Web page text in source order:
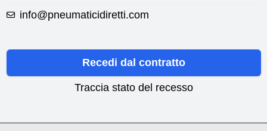
info@pneumaticidiretti.com
Recedi dal contratto
Traccia stato del recesso